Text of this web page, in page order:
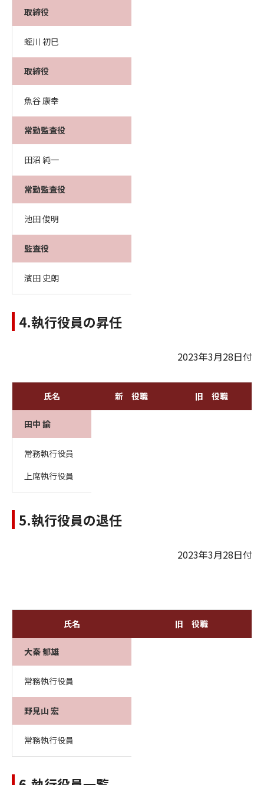
取締役
蛭川 初巳
取締役
魚谷 康幸
常勤監査役
田沼 純一
常勤監査役
池田 俊明
監査役
濱田 史朗
4.執行役員の昇任
2023年3月28日付
氏名 新 役職 旧 役職
田中 諭
常務執行役員
上席執行役員
5.執行役員の退任
2023年3月28日付
氏名 旧 役職
大秦 郁雄
常務執行役員
野見山 宏
常務執行役員